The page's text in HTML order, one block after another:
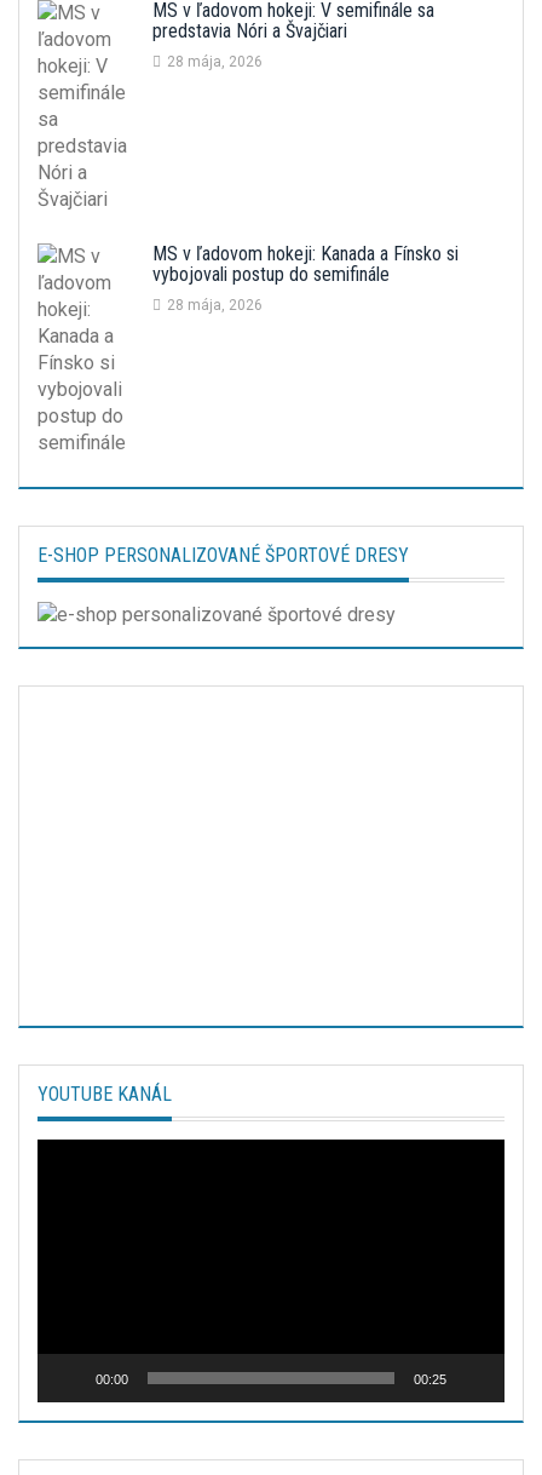
MS v ľadovom hokeji: V semifinále sa
predstavia Nóri a Švajčiari
28 mája, 2026
MS v ľadovom hokeji: Kanada a Fínsko si
vybojovali postup do semifinále
28 mája, 2026
E-SHOP PERSONALIZOVANÉ ŠPORTOVÉ DRESY
YOUTUBE KANÁL
00:00 00:25